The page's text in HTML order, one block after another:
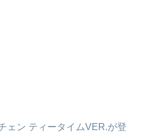
ェン ティータイムVER.が登